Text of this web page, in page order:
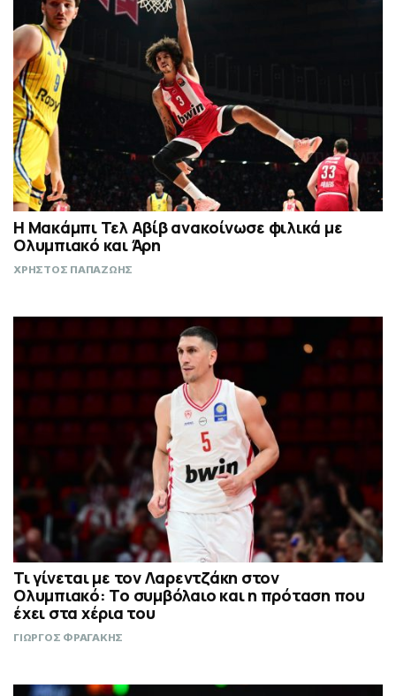
Η Μακάμπι Τελ Αβίβ ανακοίνωσε φιλικά με
Ολυμπιακό και Άρη
ΧΡΗΣΤΟΣ ΠΑΠΑΖΩΗΣ
Τι γίνεται με τον Λαρεντζάκη στον
Ολυμπιακό: Το συμβόλαιο και η πρόταση που
έχει στα χέρια του
ΓΙΩΡΓΟΣ ΦΡΑΓΑΚΗΣ